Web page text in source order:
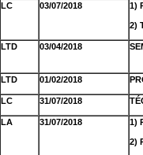
LC 03/07/2018 1)
2)
LTD 03/04/2018
LTD 01/02/2018
LC 31/07/2018
LA 31/07/2018 1)
2)